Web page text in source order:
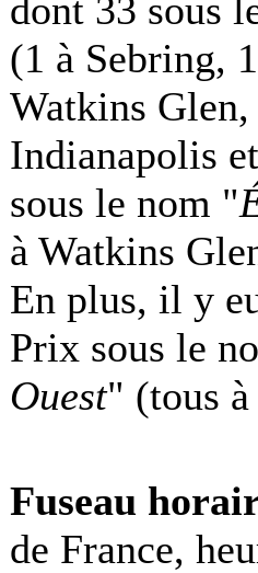
dont 33 sous
(1 à Sebring,
Watkins
Indianapolis
sous le nom "
à Watkins
En plus, il y
Prix sous le
Ouest" (tous
Fuseau
de France,